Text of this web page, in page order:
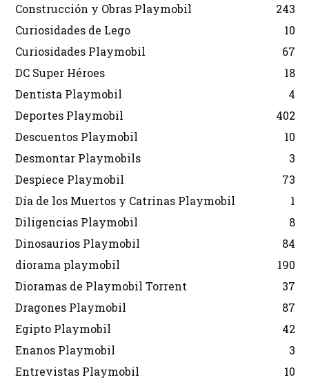
Construcción y Obras Playmobil
243
Curiosidades de Lego
10
Curiosidades Playmobil
67
DC Super Héroes
18
Dentista Playmobil
4
Deportes Playmobil
402
Descuentos Playmobil
10
Desmontar Playmobils
3
Despiece Playmobil
73
Día de los Muertos y Catrinas Playmobil
1
Diligencias Playmobil
8
Dinosaurios Playmobil
84
diorama playmobil
190
Dioramas de Playmobil Torrent
37
Dragones Playmobil
87
Egipto Playmobil
42
Enanos Playmobil
3
Entrevistas Playmobil
10